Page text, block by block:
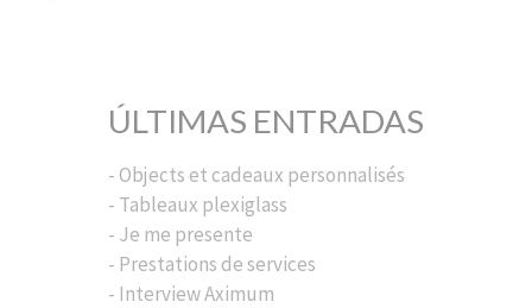
ÚLTIMAS ENTRADAS
- Objects et cadeaux personnalisés
- Tableaux plexiglass
- Je me presente
- Prestations de services
- Interview Aximum